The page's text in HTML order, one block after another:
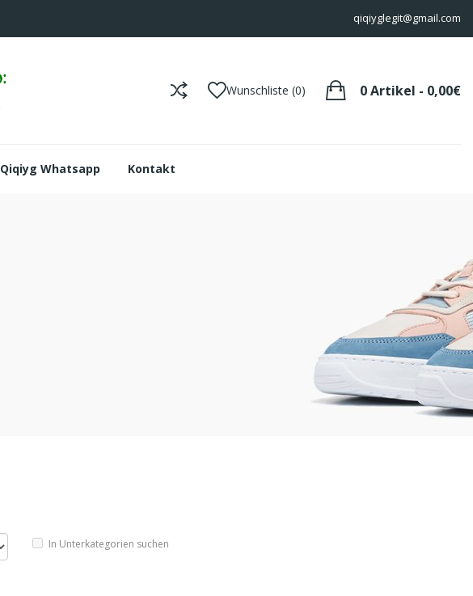
qiqiyglegit@gmail.com
Wunschliste (0) 0 Artikel - 0,00€
Qiqiyg Whatsapp Kontakt
In Unterkategorien suchen